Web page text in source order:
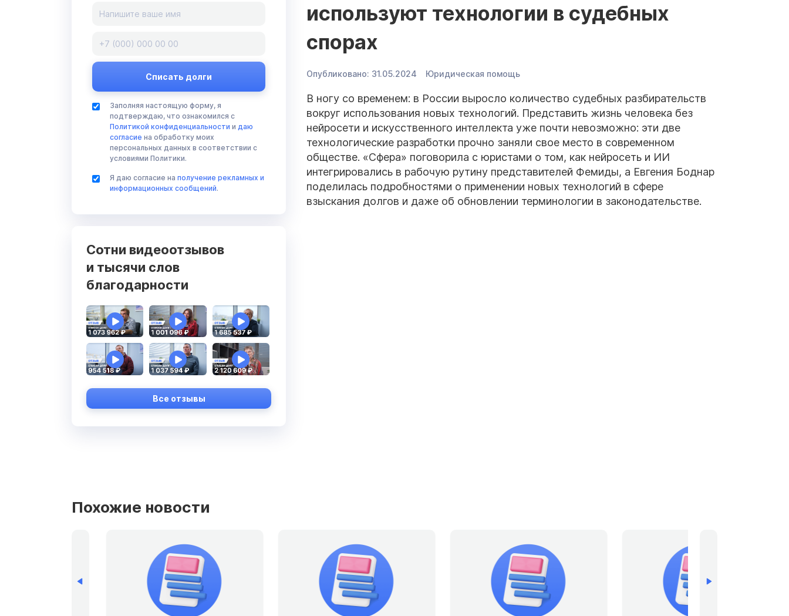
Заполняя настоящую форму, я
подтверждаю, что ознакомился с
Политикой конфиденциальности и даю
согласие на обработку моих
персональных данных в соответствии с
условиями Политики.
Я даю согласие на получение рекламных и
информационных сообщений.
Сотни видеоотзывов
и тысячи слов
благодарности
Все отзывы
используют технологии в судебных
спорах
Опубликовано: 31.05.2024 Юридическая помощь
В ногу со временем: в России выросло количество судебных разбирательств
вокруг использования новых технологий. Представить жизнь человека без
нейросети и искусственного интеллекта уже почти невозможно: эти две
технологические разработки прочно заняли свое место в современном
обществе. «Сфера» поговорила с юристами о том, как нейросеть и ИИ
интегрировались в рабочую рутину представителей Фемиды, а Евгения Боднар
поделилась подробностями о применении новых технологий в сфере
взыскания долгов и даже об обновлении терминологии в законодательстве.
Похожие новости